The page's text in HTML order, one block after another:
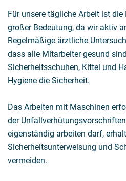
Für unsere tägliche Arbeit ist
großer Bedeutung, da wir aktiv
Regelmäßige ärztliche
dass alle Mitarbeiter gesund
Sicherheitsschuhen, Kittel und
Hygiene die Sicherheit.
Das Arbeiten mit Maschinen
der
eigenständig arbeiten darf,
Sicherheitsunterweisung und
vermeiden.